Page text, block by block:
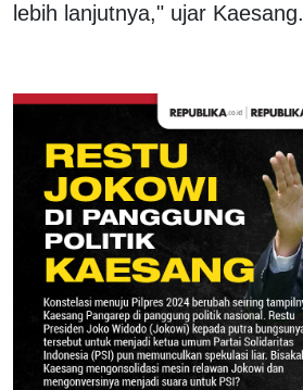
lebih lanjutnya," ujar Kaesang.